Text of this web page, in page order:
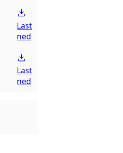
Last
ned
Last
ned